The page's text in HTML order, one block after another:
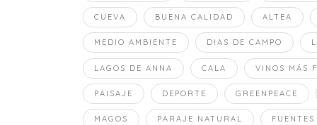
CUEVA BUENA CALIDAD ALTEA
MEDIO AMBIENTE DIAS DE CAMPO
LAGOS DE ANNA CALA VINOS MÁS
PAISAJE DEPORTE GREENPEACE
MAGOS PARAJE NATURAL